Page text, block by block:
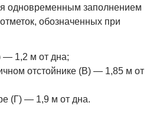
одновременным заполнением
обозначенных при
— 1,2 м от дна;
отстойнике (В) — 1,85 м от
(Г) — 1,9 м от дна.